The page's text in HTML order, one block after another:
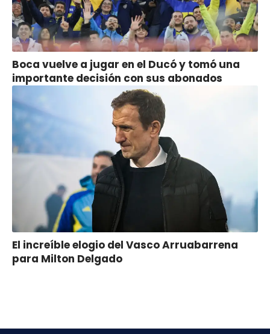
Boca vuelve a jugar en el Ducó y tomó una
importante decisión con sus abonados
El increíble elogio del Vasco Arruabarrena
para Milton Delgado